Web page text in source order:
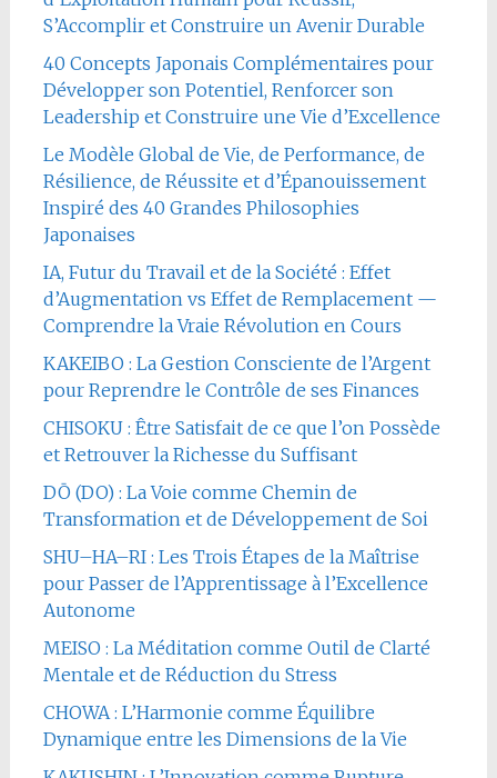
S’Accomplir et Construire un Avenir Durable
40 Concepts Japonais Complémentaires pour
Développer son Potentiel, Renforcer son
Leadership et Construire une Vie d’Excellence
Le Modèle Global de Vie, de Performance, de
Résilience, de Réussite et d’Épanouissement
Inspiré des 40 Grandes Philosophies
Japonaises
IA, Futur du Travail et de la Société : Effet
d’Augmentation vs Effet de Remplacement —
Comprendre la Vraie Révolution en Cours
KAKEIBO : La Gestion Consciente de l’Argent
pour Reprendre le Contrôle de ses Finances
CHISOKU : Être Satisfait de ce que l’on Possède
et Retrouver la Richesse du Suffisant
DŌ (DO) : La Voie comme Chemin de
Transformation et de Développement de Soi
SHU–HA–RI : Les Trois Étapes de la Maîtrise
pour Passer de l’Apprentissage à l’Excellence
Autonome
MEISO : La Méditation comme Outil de Clarté
Mentale et de Réduction du Stress
CHOWA : L’Harmonie comme Équilibre
Dynamique entre les Dimensions de la Vie